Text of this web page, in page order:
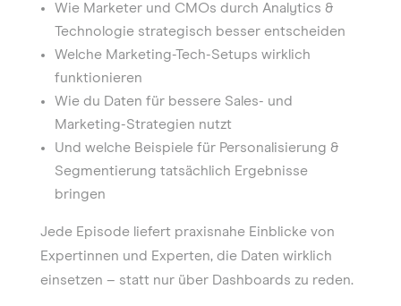
Wie Marketer und CMOs durch Analytics &
Technologie strategisch besser entscheiden
Welche Marketing-Tech-Setups wirklich
funktionieren
Wie du Daten für bessere Sales- und
Marketing-Strategien nutzt
Und welche Beispiele für Personalisierung &
Segmentierung tatsächlich Ergebnisse
bringen
Jede Episode liefert praxisnahe Einblicke von
Expertinnen und Experten, die Daten wirklich
einsetzen – statt nur über Dashboards zu reden.